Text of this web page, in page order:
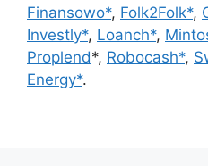
Finansowo*, Folk2Folk*,
Investly*, Loanch*,
Proplend*, Robocash*,
Energy*.